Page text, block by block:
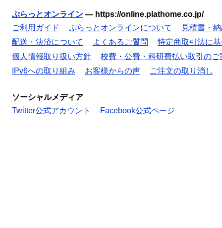
ぷらっとオンライン — https://online.plathome.co.jp/
ご利用ガイド
ぷらっとオンラインについて
見積書・
配送・決済について
よくあるご質問
特定商取引法に
個人情報取り扱い方針
校費・公費・科研費払い取引のご
IPv6への取り組み
お客様からの声 ご注文の取り消し
ソーシャルメディア
Twitter公式アカウント
Facebook公式ページ